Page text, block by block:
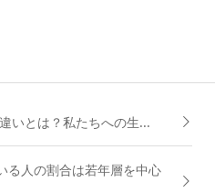
いとは？私たちへの生...
る人の割合は若年層を中心